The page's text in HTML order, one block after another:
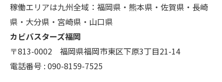
稼働エリアは九州全域：福岡県・熊本県・佐賀県・長崎
県・大分県・宮崎県・山口県
カビバスターズ福岡
〒813-0002 福岡県福岡市東区下原3丁目21-14
電話番号 : 090-8159-7525